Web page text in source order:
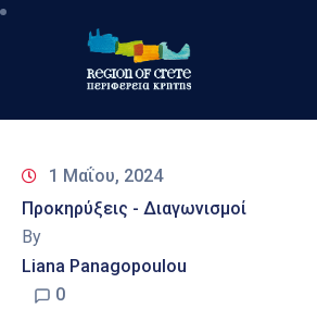
Περιφέρεια
&
Δράσεις
Ψηφιακές
1 Μαΐου, 2024
Προκηρύξεις - Διαγωνισμοί
By
Liana Panagopoulou
0